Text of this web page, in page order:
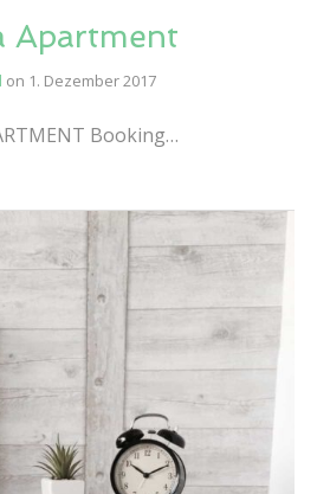
Apartment
on 1. Dezember 2017
Booking…